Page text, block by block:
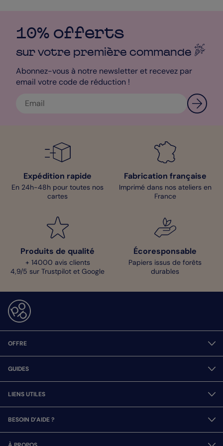
10% offerts
sur votre première commande
Abonnez-vous à notre newsletter et recevez par
email votre code de réduction !
Expédition rapide
En 24h-48h pour toutes nos
cartes
Fabrication française
Imprimé dans nos ateliers en
France
Produits de qualité
+ 14000 avis clients
4,9/5 sur Trustpilot et Google
Écoresponsable
Papiers issus de forêts
durables
OFFRE
GUIDES
LIENS UTILES
BESOIN D’AIDE ?